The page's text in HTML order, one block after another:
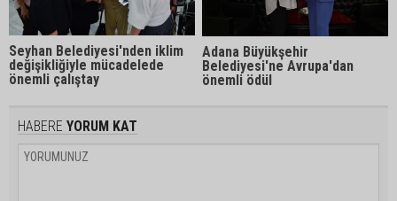
Seyhan Belediyesi'nden iklim
değişikliğiyle mücadelede
önemli çalıştay
Adana Büyükşehir
Belediyesi'ne Avrupa'dan
önemli ödül
HABERE YORUM KAT